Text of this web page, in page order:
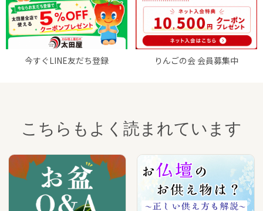
今すぐLINE友だち登録 りんごの会 会員募集中
こちらもよく読まれています